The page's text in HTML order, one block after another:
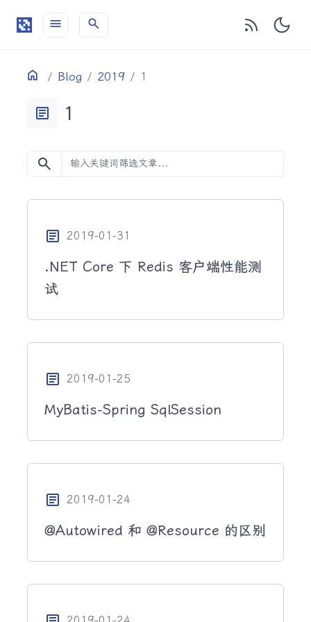
menu search
Home Blog 2019 1
目录
article 1
search
article 2019-01-31
.NET Core 下 Redis 客户端性能测
试
article 2019-01-25
MyBatis-Spring SqlSession
article 2019-01-24
@Autowired 和 @Resource 的区别